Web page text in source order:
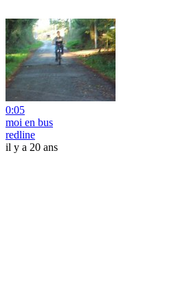
0:05
moi en bus
redline
il y a 20 ans